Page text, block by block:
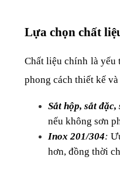
Lựa chọn chất
Chất liệu chính là yếu
phong cách thiết kế
Sắt hộp, sắt
nếu không sơn
Inox 201/304:
hơn, đồng thời